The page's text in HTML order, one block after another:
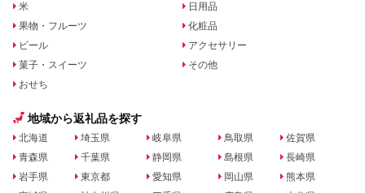
米
果物・フルーツ
ビール
菓子・スイーツ
おせち
日用品
化粧品
アクセサリー
その他
地域から返礼品を探す
北海道
青森県
岩手県
埼玉県
千葉県
東京都
岐阜県
静岡県
愛知県
鳥取県
島根県
岡山県
佐賀県
長崎県
熊本県